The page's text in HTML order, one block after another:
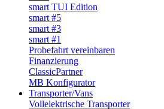
smart TUI Edition
smart #5
smart #3
smart #1
Probefahrt vereinbaren
Finanzierung
ClassicPartner
MB Konfigurator
Transporter/Vans
Vollelektrische Transporter